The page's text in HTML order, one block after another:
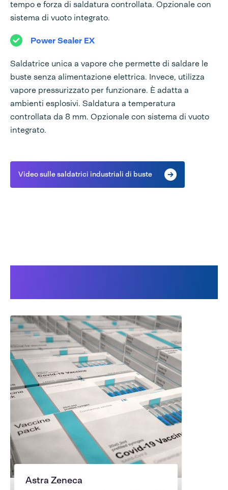
tempo e forza di saldatura controllata. Opzionale con
sistema di vuoto integrato.
Power Sealer EX
Saldatrice unica a vapore che permette di saldare le
buste senza alimentazione elettrica. Invece, utilizza
vapore pressurizzato per funzionare. È adatta a
ambienti esplosivi. Saldatura a temperatura
controllata da 8 mm. Opzionale con sistema di vuoto
integrato.
Video sulle saldatrici industriali di buste
Astra Zeneca